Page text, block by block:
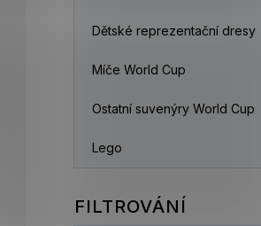
Dětské reprezentační dresy
Míče World Cup
Ostatní suvenýry World Cup
Lego